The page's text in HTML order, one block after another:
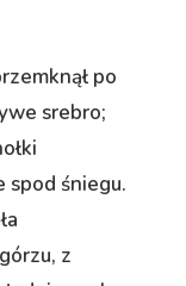
po
srebro;
spod śniegu.
z